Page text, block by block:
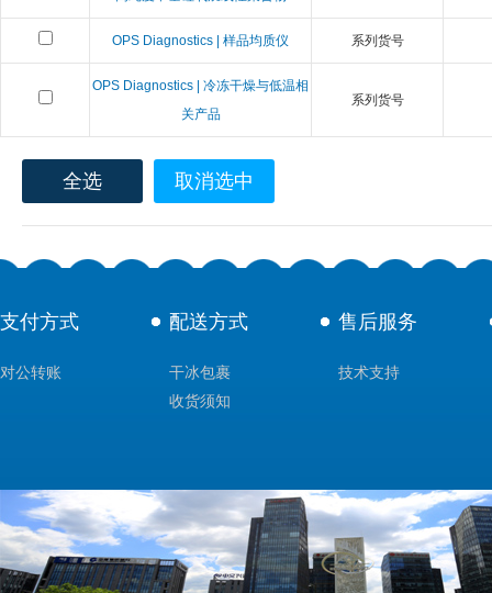
OPS Diagnostics | 样品均质仪 系列货号
OPS Diagnostics | 冷冻干燥与低温相
关产品
系列货号
全选 取消选中
支付方式
对公转账
配送方式
干冰包裹
收货须知
售后服务
技术支持